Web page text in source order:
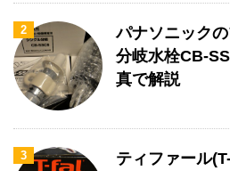
2
パナソニック
分岐水栓CB-
真で解説
3
ティファール